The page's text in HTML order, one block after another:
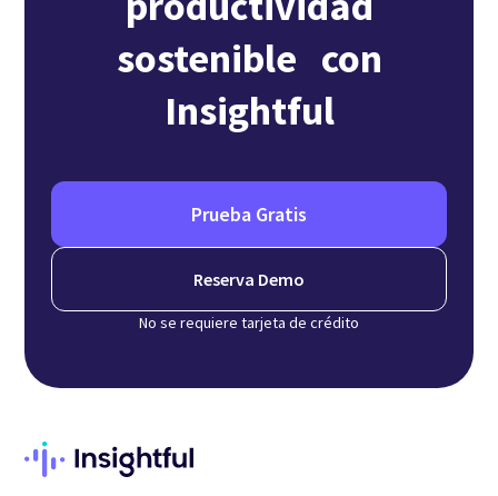
sostenible con
Insightful
Prueba Gratis
Reserva Demo
No se requiere tarjeta de crédito